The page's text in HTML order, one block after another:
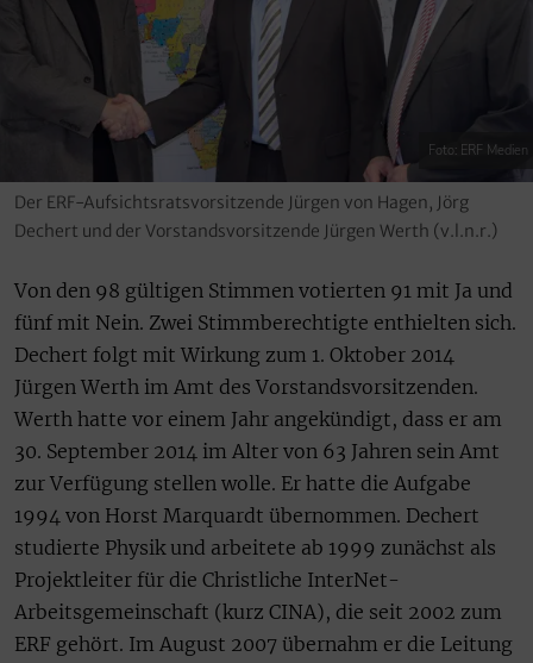
Foto: ERF Medien
Der ERF-Aufsichtsratsvorsitzende Jürgen von Hagen, Jörg
Dechert und der Vorstandsvorsitzende Jürgen Werth (v.l.n.r.)
Von den 98 gültigen Stimmen votierten 91 mit Ja und
fünf mit Nein. Zwei Stimmberechtigte enthielten sich.
Dechert folgt mit Wirkung zum 1. Oktober 2014
Jürgen Werth im Amt des Vorstandsvorsitzenden.
Werth hatte vor einem Jahr angekündigt, dass er am
30. September 2014 im Alter von 63 Jahren sein Amt
zur Verfügung stellen wolle. Er hatte die Aufgabe
1994 von Horst Marquardt übernommen. Dechert
studierte Physik und arbeitete ab 1999 zunächst als
Projektleiter für die Christliche InterNet-
Arbeitsgemeinschaft (kurz CINA), die seit 2002 zum
ERF gehört. Im August 2007 übernahm er die Leitung